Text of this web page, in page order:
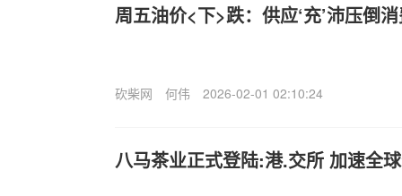
周五油价<下>跌：供应‘充’沛压倒
砍柴网 何伟 2026-02-01 02:10:24
八马茶业正式登陆:港.交所 加速全